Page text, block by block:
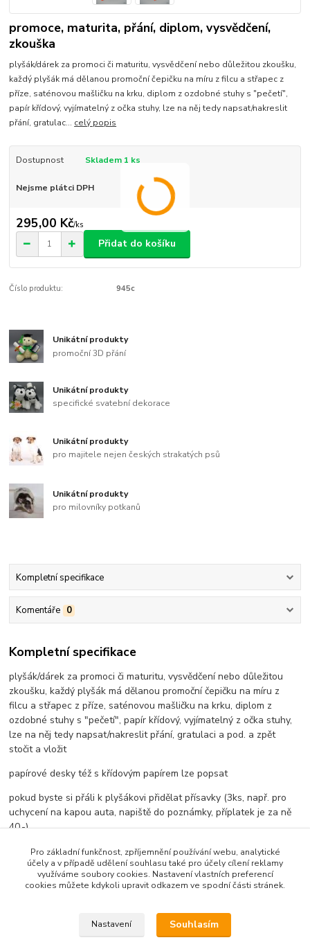
promoce, maturita, přání, diplom, vysvědčení,
zkouška
plyšák/dárek za promoci či maturitu, vysvědčení nebo důležitou zkoušku,
každý plyšák má dělanou promoční čepičku na míru z filcu a střapec z
příze, saténovou mašličku na krku, diplom z ozdobné stuhy s "pečetí",
papír křídový, vyjímatelný z očka stuhy, lze na něj tedy napsat/nakreslit
přání, gratulac... celý popis
Dostupnost Skladem 1 ks
Nejsme plátci DPH
295,00 Kč/ks
Přidat do košíku
Číslo produktu: 945c
Unikátní produkty
promoční 3D přání
Unikátní produkty
specifické svatební dekorace
Unikátní produkty
pro majitele nejen českých strakatých psů
Unikátní produkty
pro milovníky potkanů
Kompletní specifikace
Komentáře 0
Kompletní specifikace
plyšák/dárek za promoci či maturitu, vysvědčení nebo důležitou
zkoušku, každý plyšák má dělanou promoční čepičku na míru z
filcu a střapec z příze, saténovou mašličku na krku, diplom z
ozdobné stuhy s "pečetí", papír křídový, vyjímatelný z očka stuhy,
lze na něj tedy napsat/nakreslit přání, gratulaci a pod. a zpět
stočit a vložit
papírové desky též s křídovým papírem lze popsat
pokud byste si přáli k plyšákovi přidělat přísavky (3ks, např. pro
uchycení na kapou auta, napiště do poznámky, příplatek je za ně
40,-)
celk. výška plyšáka 14cm
Zboží zařazeno v kategoriích
Promoční/maturitní plyšáci
Pro základní funkčnost, zpříjemnění používání webu, analytické
účely a v případě udělení souhlasu také pro účely cílení reklamy
využíváme soubory cookies. Nastavení vlastních preferencí
cookies můžete kdykoli upravit odkazem ve spodní části stránek.
Nastavení Souhlasím